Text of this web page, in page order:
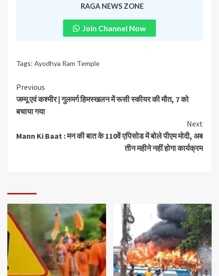
RAGA NEWS ZONE
Join Channel Now
Tags: Ayodhya Ram Temple
Previous
जम्मू एवं कश्मीर | गुलमर्ग हिमस्खलन में रूसी स्कीयर की मौत, 7 को
बचाया गया
Next
Mann Ki Baat : मन की बात के 110वें एपिसोड में बोले पीएम मोदी, अब
तीन महीने नहीं होगा कार्यक्रम